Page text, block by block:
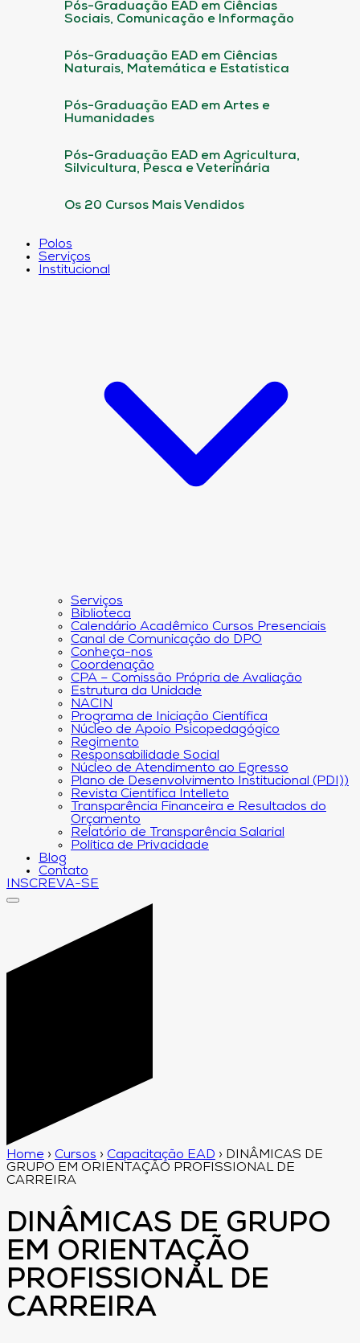
Pós-Graduação EAD em Ciências
Sociais, Comunicação e Informação
Pós-Graduação EAD em Ciências
Naturais, Matemática e Estatística
Pós-Graduação EAD em Artes e
Humanidades
Pós-Graduação EAD em Agricultura,
Silvicultura, Pesca e Veterinária
Os 20 Cursos Mais Vendidos
Polos
Serviços
Institucional
Serviços
Biblioteca
Calendário Acadêmico Cursos Presenciais
Canal de Comunicação do DPO
Conheça-nos
Coordenação
CPA – Comissão Própria de Avaliação
Estrutura da Unidade
NACIN
Programa de Iniciação Científica
Núcleo de Apoio Psicopedagógico
Regimento
Responsabilidade Social
Núcleo de Atendimento ao Egresso
Plano de Desenvolvimento Institucional (PDI))
Revista Científica Intelleto
Transparência Financeira e Resultados do
Orçamento
Relatório de Transparência Salarial
Política de Privacidade
Blog
Contato
INSCREVA-SE
Home › Cursos › Capacitação EAD › DINÂMICAS DE
GRUPO EM ORIENTAÇÃO PROFISSIONAL DE
CARREIRA
DINÂMICAS DE GRUPO
EM ORIENTAÇÃO
PROFISSIONAL DE
CARREIRA